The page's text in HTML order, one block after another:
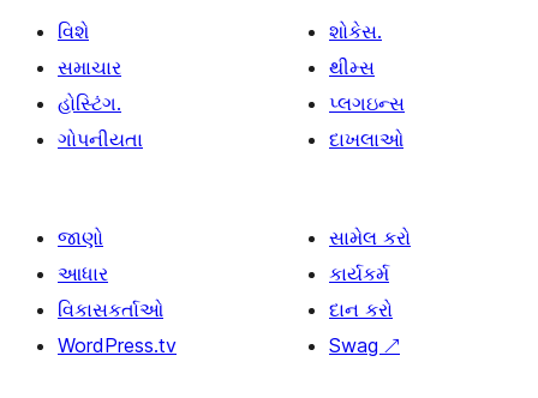
વિશે
સમાચાર
હોસ્ટિંગ.
ગોપનીયતા
શોકેસ.
થીમ્સ
પ્લગઇન્સ
દાખલાઓ
જાણો
આધાર
વિકાસકર્તાઓ
WordPress.tv
સામેલ કરો
કાર્યકર્મ
દાન કરો
Swag ↗